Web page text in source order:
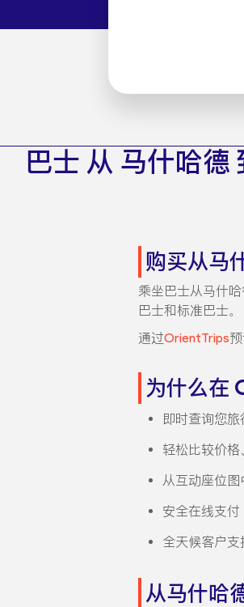
巴士 从 马什哈德
购买从马
乘坐巴士从马什
巴士和标准巴士。
通过OrientTrips
为什么在
即时查询您
轻松比较价
从互动座位
安全在线支付
全天候客户支
从马什哈